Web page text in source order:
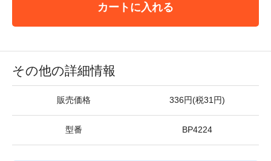
カートに入れる
その他の詳細情報
販売価格 336円(税31円)
型番 BP4224